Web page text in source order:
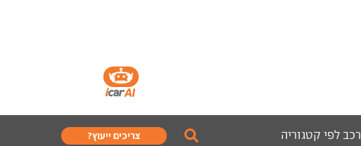
רכב לפי קטגוריה צריכים ייעוץ?